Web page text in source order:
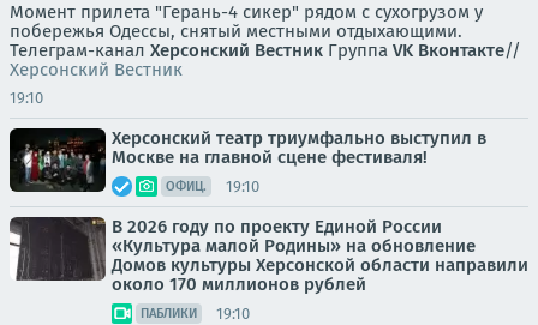
Момент прилета "Герань-4 сикер" рядом с сухогрузом у
побережья Одессы, снятый местными отдыхающими.
Телеграм-канал Херсонский Вестник Группа VK Вконтакте//
Херсонский Вестник
19:10
Херсонский театр триумфально выступил в
Москве на главной сцене фестиваля!
ОФИЦ. 19:10
В 2026 году по проекту Единой России
«Культура малой Родины» на обновление
Домов культуры Херсонской области направили
около 170 миллионов рублей
ПАБЛИКИ 19:10